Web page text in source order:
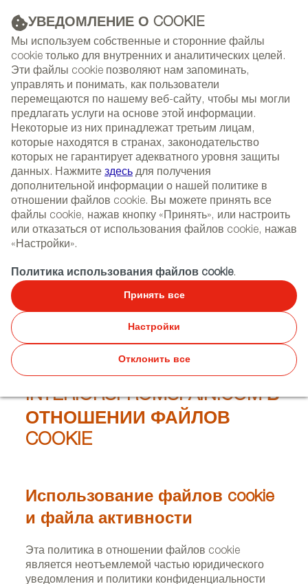
УВЕДОМЛЕНИЕ О COOKIE
Мы используем собственные и сторонние файлы
cookie только для внутренних и аналитических целей.
Эти файлы cookie позволяют нам запоминать,
управлять и понимать, как пользователи
перемещаются по нашему веб-сайту, чтобы мы могли
предлагать услуги на основе этой информации.
Некоторые из них принадлежат третьим лицам,
которые находятся в странах, законодательство
которых не гарантирует адекватного уровня защиты
данных. Нажмите здесь для получения
дополнительной информации о нашей политике в
отношении файлов cookie. Вы можете принять все
файлы cookie, нажав кнопку «Принять», или настроить
или отказаться от использования файлов cookie, нажав
«Настройки».
Политика использования файлов cookie.
Принять все
Настройки
Отклонить все
РЕКЛАМА
(+34) 913 497 100 |
NEWSLETTER
СОБЫТИЯ
Select
language
ГЛАВНАЯ ПОЛИТИКА В ОТНОШЕНИИ ФАЙЛОВ COOKIE
файлов cookie
ПОЛИТИКА
INTERIORSFROMSPAIN.COM В
ОТНОШЕНИИ ФАЙЛОВ
COOKIE
Использование файлов cookie
и файла активности
Эта политика в отношении файлов cookie
является неотъемлемой частью юридического
уведомления и политики конфиденциальности